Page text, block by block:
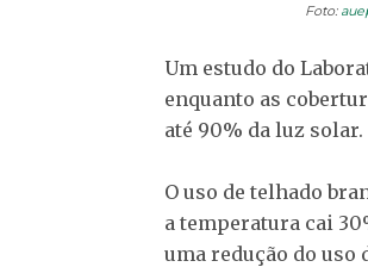
Foto:
Um estudo do
enquanto as
até 90% da luz solar.
O uso de telhado
a temperatura cai
uma redução do uso